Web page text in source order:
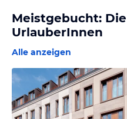
Meistgebucht:
UrlauberInnen
Alle anzeigen